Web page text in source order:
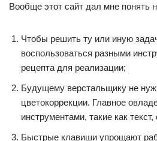
Вообще этот сайт дал мне понять
Чтобы решить ту или иную
воспользоваться разными
рецепта для реализации;
Будущему верстальщику не
цветокоррекции. Главное
инструментами, такие как
Быстрые клавиши упрощают